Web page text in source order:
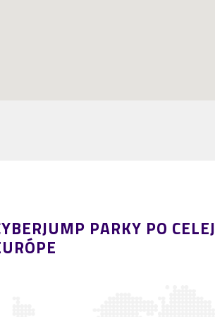
PARKY PO CELEJ